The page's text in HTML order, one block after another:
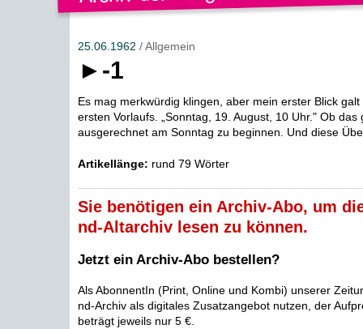
25.06.1962 / Allgemein
►-1
Es mag merkwürdig klingen, aber mein erster Blick galt
ersten Vorlaufs. „Sonntag, 19. August, 10 Uhr." Ob das
ausgerechnet am Sonntag zu beginnen. Und diese
Artikellänge: rund 79 Wörter
Sie benötigen ein Archiv-Abo, um
nd-Altarchiv lesen zu können.
Jetzt ein Archiv-Abo bestellen?
Als AbonnentIn (Print, Online und Kombi) unserer
nd-Archiv als digitales Zusatzangebot nutzen, der
beträgt jeweils nur 5 €.